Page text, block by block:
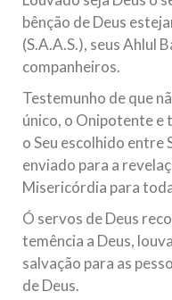
Relações Exteriores da
Kharrazi, que encontra-
bênção de Deus
(S.A.A.S.), seus Ahlul
companheiros.
Testemunho de que
único, o Onipotente e
o Seu escolhido entre
enviado para a
Misericórdia para
Ó servos de Deus
temência a Deus,
salvação para as
de Deus.